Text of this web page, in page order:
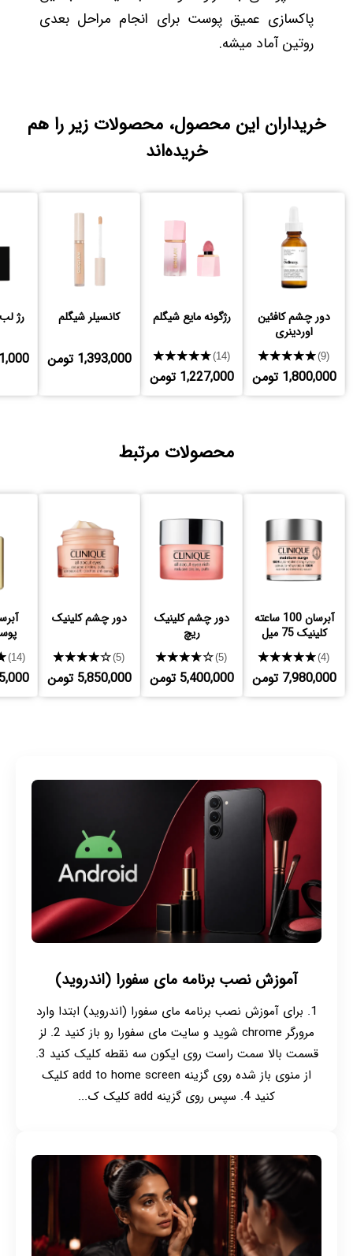
پاکسازی عمیق پوست برای انجام مراحل بعدی
روتین آماد میشه.
خریداران این محصول، محصولات زیر را هم
خریده‌اند
دور چشم کافئین
اوردینری
★★★★★(9)
1,800,000 تومن
رژگونه مایع شیگلم
★★★★★(14)
1,227,000 تومن
کانسیلر شیگلم
1,393,000 تومن
رژ
محصولات مرتبط
آبرسان 100 ساعته
کلینیک 75 میل
★★★★★(4)
7,980,000 تومن
دور چشم کلینیک
ریچ
★★★★★(5)
5,400,000 تومن
دور چشم کلینیک
★★★★★(5)
5,850,000 تومن
(14)
آموزش نصب برنامه مای سفورا (اندروید)
1. برای آموزش نصب برنامه مای سفورا (اندروید) ابتدا وارد
مرورگر chrome شوید و سایت مای سفورا رو باز کنید 2. لز
قسمت بالا سمت راست روی ایکون سه نقطه کلیک کنید 3.
از منوی باز شده روی گزینه add to home screen کلیک
کنید 4. سپس روی گزینه add کلیک ک...